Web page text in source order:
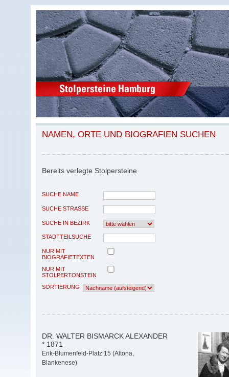
NAMEN, ORTE UND BIOGRAFIEN SUCHEN
Bereits verlegte Stolpersteine
SUCHE NAME
SUCHE STRASSE
SUCHE IN BEZIRK
STADTTEILSUCHE
NUR MIT
BIOGRAFIETEXTEN
NUR MIT
STOLPERTONSTEIN
SORTIERUNG
DR. WALTER BISMARCK ALEXANDER
* 1871
Erik-Blumenfeld-Platz 15 (Altona,
Blankenese)